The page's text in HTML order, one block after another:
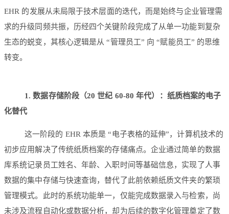
EHR 的发展从未局限于技术层面的迭代，而是始终与企业管理需
求的升级同频共振，历经四个关键阶段完成了从单一功能到复杂
生态的蜕变，其核心逻辑是从 “管理员工” 向 “赋能员工” 的思维
转变。
1. 数据存储阶段（20 世纪 60-80 年代）：纸质档案的电子
化替代
这一阶段的 EHR 本质是 “电子表格的延伸”，计算机技术的
初步应用解决了传统纸质档案的存储痛点。企业通过简单的数据
库系统记录员工姓名、年龄、入职时间等基础信息，实现了人事
数据的集中存储与快速查询，替代了此前依赖纸质文件夹的繁琐
管理模式。此时的系统功能单一，仅能完成数据录入与检索，尚
未涉及流程自动化或数据分析，却为后续的数字化管理奠定了数